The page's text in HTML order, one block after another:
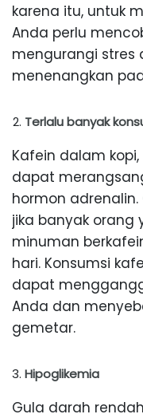
karena itu, untuk
Anda perlu
mengurangi stres
menenangkan
Terlalu banyak
Kafein dalam
dapat
hormon
jika banyak orang
minuman
hari. Konsumsi
dapat
Anda dan
gemetar.
Hipoglikemia
Gula darah